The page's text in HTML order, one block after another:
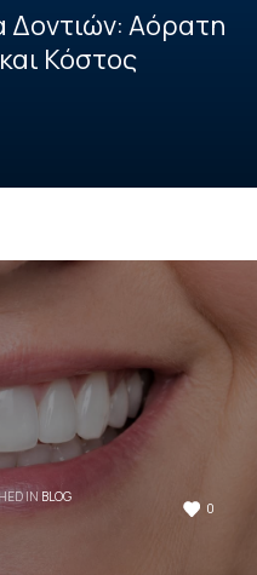
Δοντιών: Αόρατη
Κόστος
0
IN BLOG